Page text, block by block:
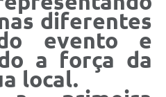
diferentes
evento e
a força da
local.